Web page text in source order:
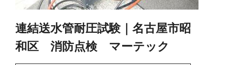
連結送水管耐圧試験｜名古屋市昭
和区 消防点検 マーテック